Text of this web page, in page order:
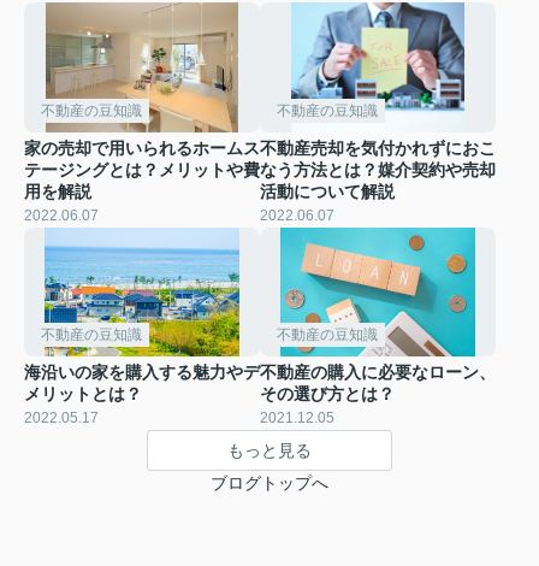
不動産の豆知識
家の売却で用いられるホームス
テージングとは？メリットや費
用を解説
2022.06.07
不動産の豆知識
不動産売却を気付かれずにおこ
なう方法とは？媒介契約や売却
活動について解説
2022.06.07
不動産の豆知識
海沿いの家を購入する魅力やデ
メリットとは？
2022.05.17
不動産の豆知識
不動産の購入に必要なローン、
その選び方とは？
2021.12.05
もっと見る
ブログトップへ